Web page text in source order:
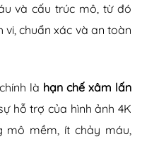
và cấu trúc mô, từ đó
chuẩn xác và an toàn
là hạn chế xâm lấn
hỗ trợ của hình ảnh 4K
mềm, ít chảy máu,